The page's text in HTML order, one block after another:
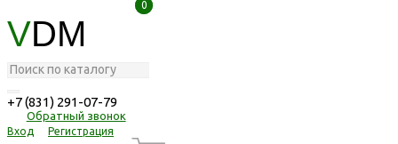
VDM
+7 (831) 291-07-79
Обратный звонок
Вход Регистрация
0
0